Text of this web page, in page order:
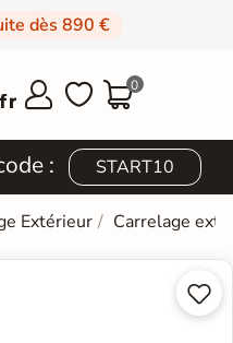
dès 890 €
  0
: START10
Extérieur Carrelage

